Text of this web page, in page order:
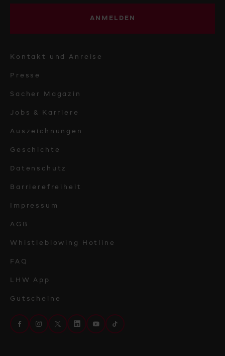
ANMELDEN
Kontakt und Anreise
Presse
Sacher Magazin
Jobs & Karriere
Auszeichnungen
Geschichte
Datenschutz
Barrierefreiheit
Impressum
AGB
Whistleblowing Hotline
FAQ
LHW App
Gutscheine